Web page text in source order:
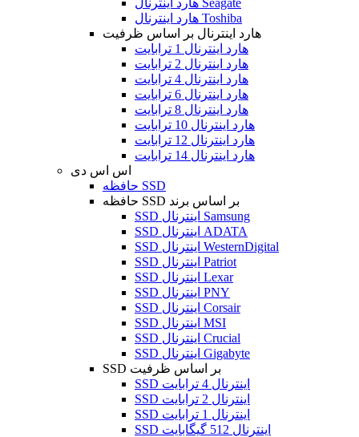
هارد اینترنال Seagate
هارد اینترنال Toshiba
هارد اینترنال بر اساس ظرفیت
هارد اینترنال 1 ترابایت
هارد اینترنال 2 ترابایت
هارد اینترنال 4 ترابایت
هارد اینترنال 6 ترابایت
هارد اینترنال 8 ترابایت
هارد اینترنال 10 ترابایت
هارد اینترنال 12 ترابایت
هارد اینترنال 14 ترابایت
اس اس دی
حافظه SSD
حافظه SSD بر اساس برند
SSD اینترنال Samsung
SSD اینترنال ADATA
SSD اینترنال WesternDigital
SSD اینترنال Patriot
SSD اینترنال Lexar
SSD اینترنال PNY
SSD اینترنال Corsair
SSD اینترنال MSI
SSD اینترنال Crucial
SSD اینترنال Gigabyte
SSD بر اساس ظرفیت
SSD اینترنال 4 ترابایت
SSD اینترنال 2 ترابایت
SSD اینترنال 1 ترابایت
SSD اینترنال 512 گیگابایت